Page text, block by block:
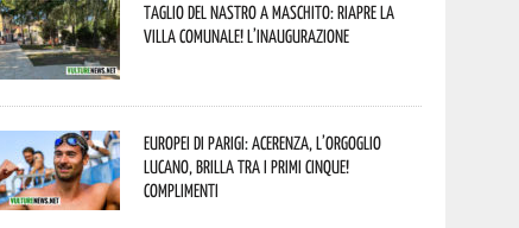
Taglio del nastro a Maschito: riapre la
Villa Comunale! L’inaugurazione
Europei di Parigi: Acerenza, l’orgoglio
lucano, brilla tra i primi cinque!
Complimenti